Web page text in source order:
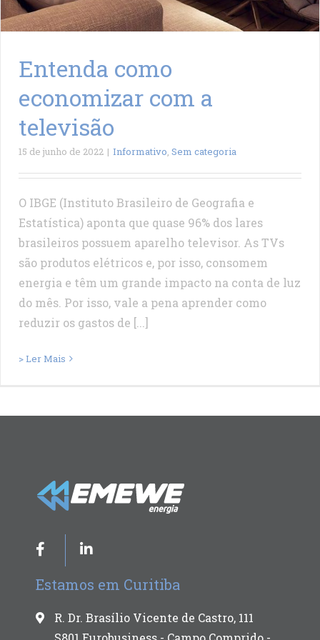
Entenda como
economizar com a
televisão
15 de junho de 2022 | Informativo, Sem categoria
O IBGE (Instituto Brasileiro de Geografia e
Estatística) aponta que quase 96% dos lares
brasileiros possuem aparelho televisor. As TVs
são produtos elétricos e, por isso, consomem
energia e têm um grande impacto na conta de luz
do mês. Por isso, vale a pena aprender como
reduzir os gastos de [...]
> Ler Mais
Estamos em Curitiba
R. Dr. Brasílio Vicente de Castro, 111